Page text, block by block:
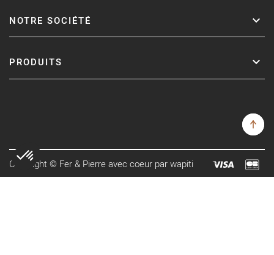
NOTRE SOCIÉTÉ
PRODUITS
Copyright © Fer & Pierre avec coeur par wapiti